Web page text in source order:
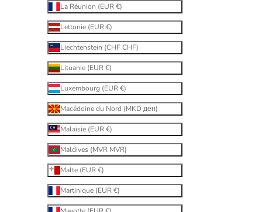
La Réunion (EUR €)
Lettonie (EUR €)
Liechtenstein (CHF CHF)
Lituanie (EUR €)
Luxembourg (EUR €)
Macédoine du Nord (MKD ден)
Malaisie (EUR €)
Maldives (MVR MVR)
Malte (EUR €)
Martinique (EUR €)